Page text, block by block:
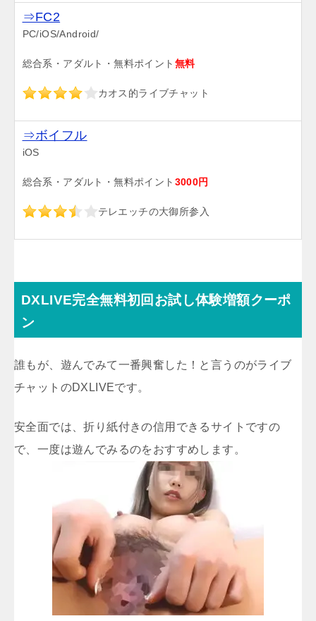
⇒FC2
PC/iOS/Android/
総合系・アダルト・無料ポイント 無料
カオス的ライブチャット
⇒ボイフル
iOS
総合系・アダルト・無料ポイント 3000円
テレエッチの大御所参入
DXLIVE完全無料初回お試し体験増額クーポ
ン
誰もが、遊んでみて一番興奮した！と言うのがライブ
チャットのDXLIVEです。
安全面では、折り紙付きの信用できるサイトですの
で、一度は遊んでみるのをおすすめします。